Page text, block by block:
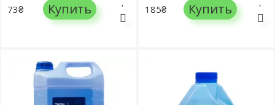
73₴ Купить 185₴ Купить